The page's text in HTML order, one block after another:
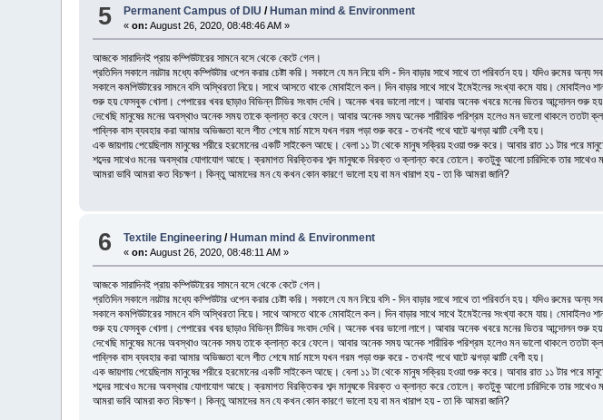
5 Permanent Campus of DIU / Human mind & Environment
«on: August 26, 2020, 08:48:46 AM »
আজকে সারাদিনই প্রায় কম্পিউটারের সামনে বসে থেকে কেটে গেল।
প্রতিদিন সকালে নয়টার মধ্যে কম্পিউটার ওপেন করার চেষ্টা করি। সকালে যে মন নিয়ে বসি - দিন বাড়ার সাথে সাথে তা পরিবর্তন হয়। যদিও রুমের
সকালে কমপিউটারের সামনে বসি অস্থিরতা নিয়ে। সাথে আসতে থাকে মোবাইলে কল। দিন বাড়ার সাথে সাথে ইমেইলের সংখ্যা কমে যায়।
শুরু হয় ফেসবুক খোলা। পেপারের খবর ছাড়াও বিভিন্ন টিভির সংবাদ দেখি। অনেক খবর ভালো লাগে। আবার অনেক খবরে মনের ভিতর আন্দোলন
দেখেছি মানুষের মনের অবস্থাও অনেক সময় তাকে ক্লান্ত করে ফেলে। আবার অনেক সময় অনেক শারীরিক পরিশ্রম হলেও মন ভালো থাকলে ততটা
পাব্লিক বাস ব্যবহার করা আমার অভিজ্ঞতা বলে শীত শেষে মার্চ মাসে যখন গরম পড়া শুরু করে - তখনই পথে ঘাটে ঝগড়া ঝাটি বেশী হয়।
এক জায়গায় পেয়েছিলাম মানুষের শরীরে হরমোনের একটি সাইকেল আছে। বেলা ১১ টা থেকে মানুষ সক্রিয় হওয়া শুরু করে। আবার রাত ১১ টার পরে
শব্দের সাথেও মনের অবস্থার যোগাযোগ আছে। ক্রমাগত বিরক্তিকর শব্দ মানুষকে বিরক্ত ও ক্লান্ত করে তোলে। কতটুকু আলো চারিদিকে তার
আমরা ভাবি আমরা কত বিচক্ষণ। কিন্তু আমাদের মন যে কখন কোন কারণে ভালো হয় বা মন খারাপ হয় - তা কি আমরা জানি?
6 Textile Engineering /Human mind & Environment
«on: August 26, 2020, 08:48:11 AM »
আজকে সারাদিনই প্রায় কম্পিউটারের সামনে বসে থেকে কেটে গেল।
প্রতিদিন সকালে নয়টার মধ্যে কম্পিউটার ওপেন করার চেষ্টা করি। সকালে যে মন নিয়ে বসি - দিন বাড়ার সাথে সাথে তা পরিবর্তন হয়। যদিও রুমের
সকালে কমপিউটারের সামনে বসি অস্থিরতা নিয়ে। সাথে আসতে থাকে মোবাইলে কল। দিন বাড়ার সাথে সাথে ইমেইলের সংখ্যা কমে যায়।
শুরু হয় ফেসবুক খোলা। পেপারের খবর ছাড়াও বিভিন্ন টিভির সংবাদ দেখি। অনেক খবর ভালো লাগে। আবার অনেক খবরে মনের ভিতর আন্দোলন
দেখেছি মানুষের মনের অবস্থাও অনেক সময় তাকে ক্লান্ত করে ফেলে। আবার অনেক সময় অনেক শারীরিক পরিশ্রম হলেও মন ভালো থাকলে ততটা
পাব্লিক বাস ব্যবহার করা আমার অভিজ্ঞতা বলে শীত শেষে মার্চ মাসে যখন গরম পড়া শুরু করে - তখনই পথে ঘাটে ঝগড়া ঝাটি বেশী হয়।
এক জায়গায় পেয়েছিলাম মানুষের শরীরে হরমোনের একটি সাইকেল আছে। বেলা ১১ টা থেকে মানুষ সক্রিয় হওয়া শুরু করে। আবার রাত ১১ টার পরে
শব্দের সাথেও মনের অবস্থার যোগাযোগ আছে। ক্রমাগত বিরক্তিকর শব্দ মানুষকে বিরক্ত ও ক্লান্ত করে তোলে। কতটুকু আলো চারিদিকে তার
আমরা ভাবি আমরা কত বিচক্ষণ। কিন্তু আমাদের মন যে কখন কোন কারণে ভালো হয় বা মন খারাপ হয় - তা কি আমরা জানি?